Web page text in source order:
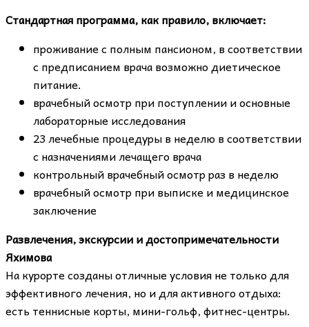
Стандартная программа, как правило, включает:
проживание с полным пансионом, в соответствии
с предписанием врача возможно диетическое
питание.
врачебный осмотр при поступлении и основные
лабораторные исследования
23 лечебные процедуры в неделю в соответствии
с назначениями лечащего врача
контрольный врачебный осмотр раз в неделю
врачебный осмотр при выписке и медицинское
заключение
Развлечения, экскурсии и достопримечательности
Яхимова
На курорте созданы отличные условия не только для
эффективного лечения, но и для активного отдыха:
есть теннисные корты, мини-гольф, фитнес-центры.